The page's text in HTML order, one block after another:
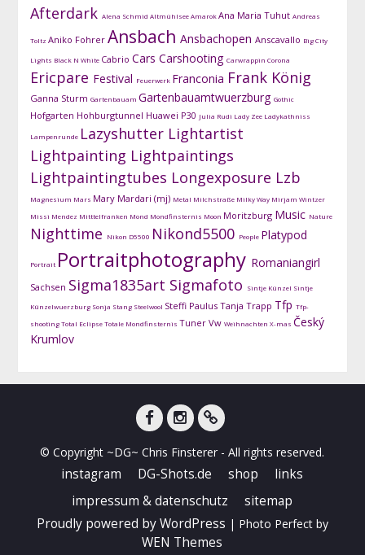
Afterdark Alena Schmid AltmühlseeAmarokAna Maria Tuhut Andreas
Toltz Aniko Fohrer Ansbach Ansbachopen Anscavallo Big City
Lights Black N White Cabrio Cars Carshooting Carwrappin Corona
Ericpare Festival Feuerwerk Franconia Frank König
Ganna Sturm Gartenbauam Gartenbauamtwuerzburg Gothic
Hofgarten Hohburgtunnel Huawei P30 Julia Rudi Lady Zee Ladykathniss
Lampenrunde Lazyshutter Lightartist
Lightpainting Lightpaintings
Lightpaintingtubes Longexposure Lzb
Magnesium Mars Mary Mardari (mj) Metal Milchstraße Milky Way Mirjam Wintzer
Missi Mendez Mitttelfranken Mond Mondfinsternis Moon Moritzburg Music Nature
Nighttime Nikon D5500 Nikond5500 People Platypod
Portrait Portraitphotography Romaniangirl
Sachsen Sigma1835art Sigmafoto Sintje Künzel Sintje
Künzelwuerzburg Sonja Stang Steelwool Steffi Paulus Tanja Trapp Tfp Tfp-
shootingTotal EclipseTotale Mondfinsternis Tuner Vw Weihnachten X-mas Český
Krumlov
© Copyright ~DG~ Chris Finsterer - All rights reserved.
instagram DG-Shots.de shop
links
impressum & datenschutz
sitemap
Proudly powered by WordPress | Photo Perfect by
WEN Themes